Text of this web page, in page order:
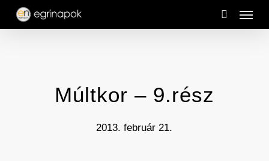
Skip
search
Menu
Múltkor – 9.rész
2013. február 21.